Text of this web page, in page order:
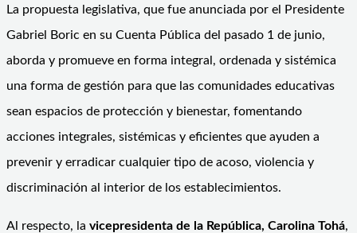
La propuesta legislativa, que fue anunciada por el Presidente
Gabriel Boric en su Cuenta Pública del pasado 1 de junio,
aborda y promueve en forma integral, ordenada y sistémica
una forma de gestión para que las comunidades educativas
sean espacios de protección y bienestar, fomentando
acciones integrales, sistémicas y eficientes que ayuden a
prevenir y erradicar cualquier tipo de acoso, violencia y
discriminación al interior de los establecimientos.
Al respecto, la vicepresidenta de la República, Carolina Tohá,